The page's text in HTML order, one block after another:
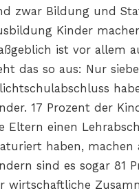
zwar Bildung und
Kinder
ist vor allem
das so aus: Nur
17 Prozent der
Eltern einen
haben, machen
sind es sogar 81
wirtschaftliche